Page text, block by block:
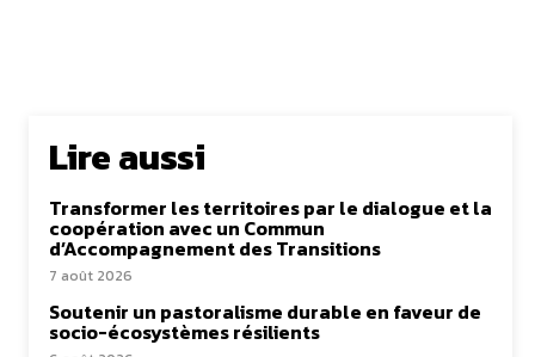
Lire aussi
Transformer les territoires par le dialogue et la
coopération avec un Commun
d’Accompagnement des Transitions
7 août 2026
Soutenir un pastoralisme durable en faveur de
socio-écosystèmes résilients